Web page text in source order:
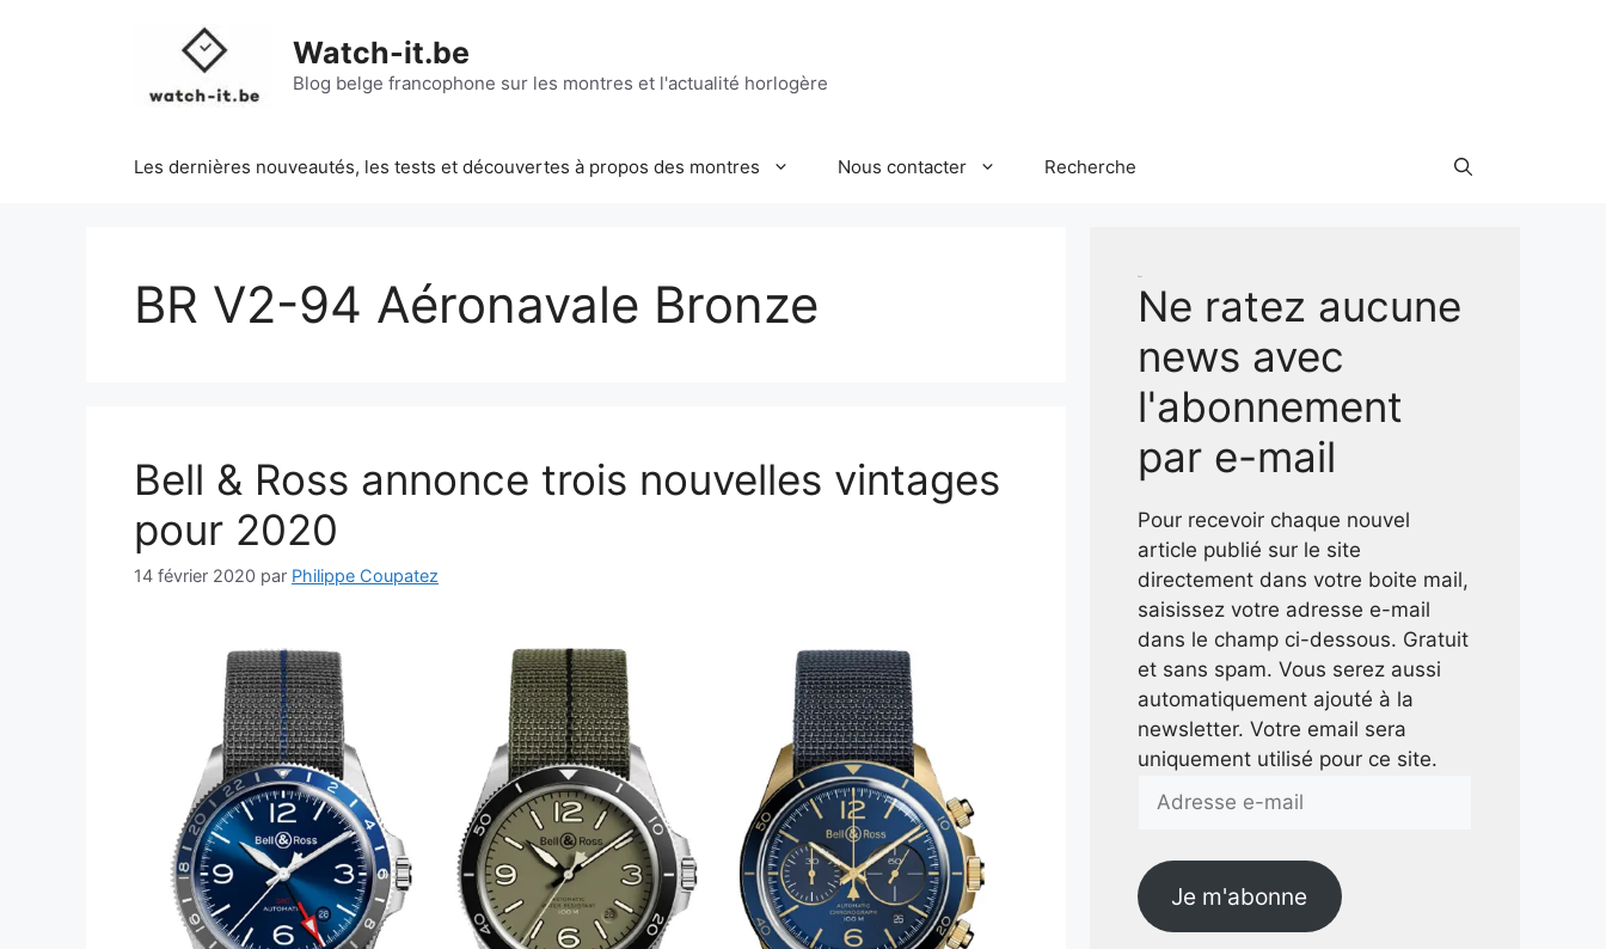
Watch-it.be
Blog belge francophone sur les montres et l'actualité horlogère
Les dernières nouveautés, les tests et découvertes à propos des montres Nous contacter Recherche
BR V2-94 Aéronavale Bronze
Bell & Ross annonce trois nouvelles vintages
pour 2020
14 février 2020 par Philippe Coupatez
Ne ratez aucune
news avec
l'abonnement
par e-mail
Pour recevoir chaque nouvel
article publié sur le site
directement dans votre boite mail,
saisissez votre adresse e-mail
dans le champ ci-dessous. Gratuit
et sans spam. Vous serez aussi
automatiquement ajouté à la
newsletter. Votre email sera
uniquement utilisé pour ce site.
e-
Je m'abonne